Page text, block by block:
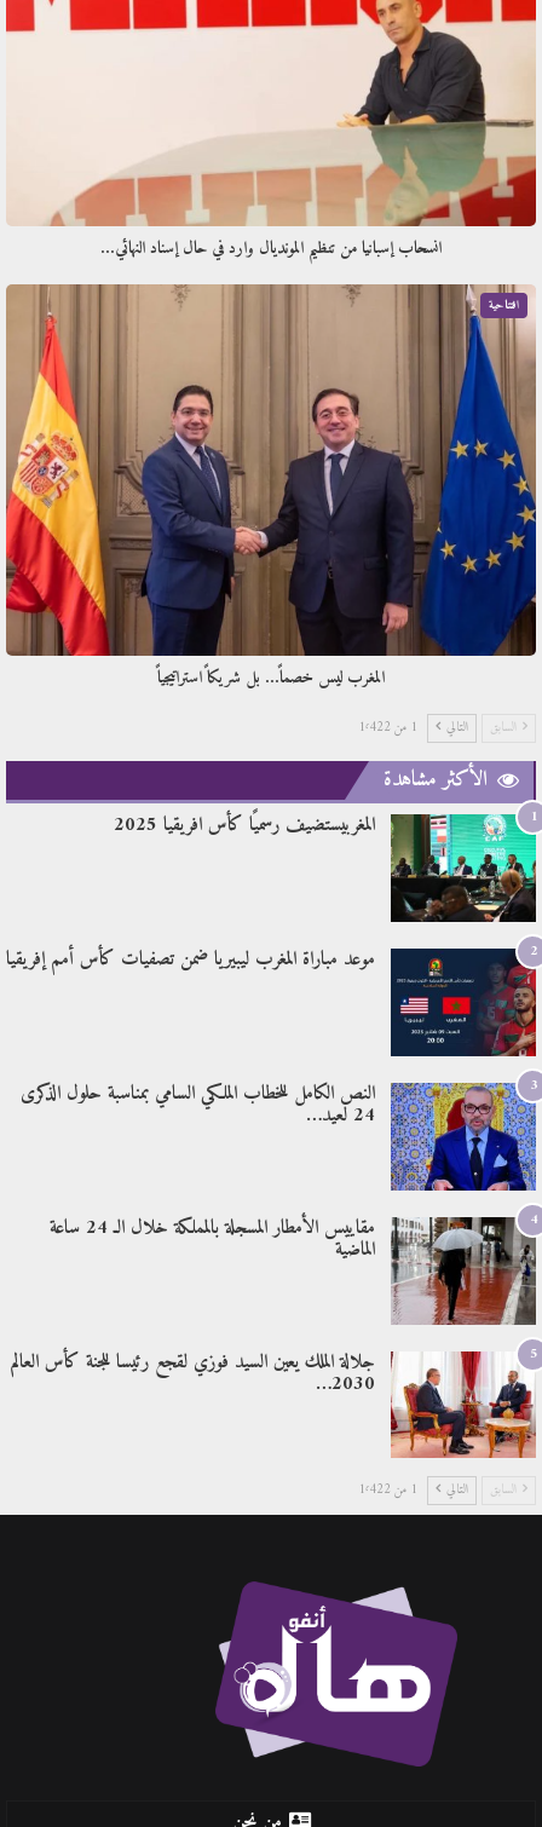
انسحاب إسبانيا من تنظيم المونديال وارد في حال إسناد النهائي…
افتتاحية
المغرب ليس خصماً… بل شريكاً استراتيجياً
السابق التالي 1 من 1٬422
الأكثر مشاهدة
1 المغربيستضيف رسميًا كأس افريقيا 2025
2 موعد مباراة المغرب ليبيريا ضمن تصفيات كأس أمم إفريقيا
3 النص الكامل للخطاب الملكي السامي بمناسبة حلول الذكرى
24 لعيد…
4 مقاييس الأمطار المسجلة بالمملكة خلال الـ 24 ساعة
الماضية
5 جلالة الملك يعين السيد فوزي لقجع رئيسا للجنة كأس العالم
2030…
السابق التالي 1 من 1٬422